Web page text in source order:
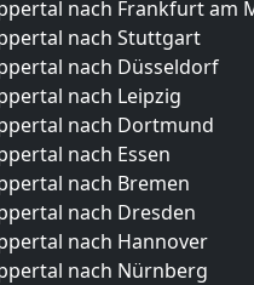
nach Frankfurt am
nach Stuttgart
nach Düsseldorf
nach Leipzig
nach Dortmund
nach Essen
nach Bremen
nach Dresden
nach Hannover
nach Nürnberg